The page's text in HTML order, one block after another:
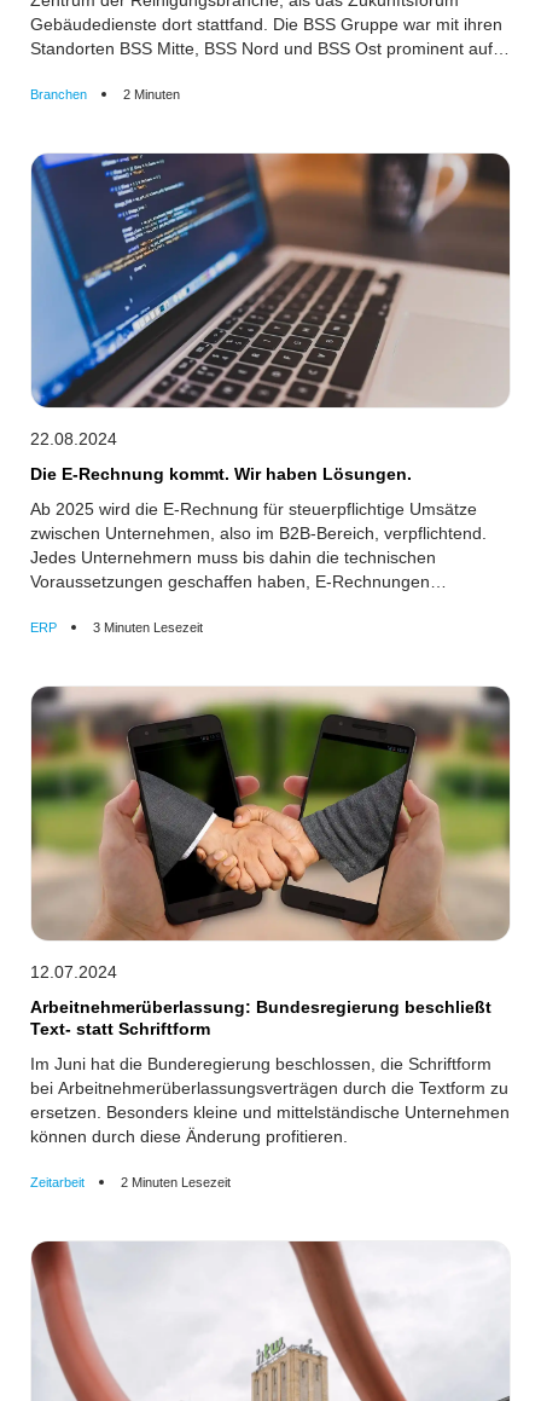
Gebäudedienste dort stattfand. Die BSS Gruppe war mit ihren
Standorten BSS Mitte, BSS Nord und BSS Ost prominent auf
Branchen 2 Minuten
22.08.2024
Die E-Rechnung kommt. Wir haben Lösungen.
Ab 2025 wird die E-Rechnung für steuerpflichtige Umsätze
zwischen Unternehmen, also im B2B-Bereich, verpflichtend.
Jedes Unternehmern muss bis dahin die technischen
Voraussetzungen geschaffen haben, E-Rechnungen
ERP 3 Minuten Lesezeit
12.07.2024
Arbeitnehmerüberlassung: Bundesregierung beschließt
Text- statt Schriftform
Im Juni hat die Bunderegierung beschlossen, die Schriftform
bei Arbeitnehmerüberlassungsverträgen durch die Textform zu
ersetzen. Besonders kleine und mittelständische Unternehmen
können durch diese Änderung profitieren.
Zeitarbeit 2 Minuten Lesezeit